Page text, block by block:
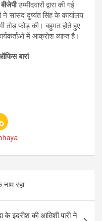
उम्मीदवारों द्वारा की गई
ने सांसद दुष्यंत सिंह के कार्यालय
तोड़ फोड़ की। बहुमत होते हुए
में आक्रोश व्याप्त है।
बारां
रहा
के इदरीश की आतिशी पारी ने